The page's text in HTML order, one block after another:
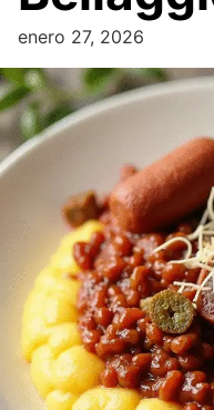
enero 27, 2026